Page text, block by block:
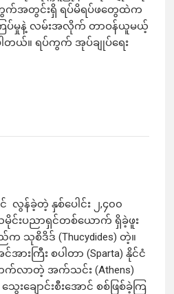
ပ်ကွက်အတွင်းရှိ ရပ်မိရပ်ဖ​တွေထဲက
းကြပ်မှုနဲ့ လမ်းအလိုက် တာဝန်ယူမယ့်
ယ်။ ​ရပ်ကွက် အုပ်ချုပ်ရေး
လွန်ခဲ့တဲ့ နှစ်ပေါင်း ၂,၄၀၀
မိုင်းပညာရှင်တစ်ယောက် ရှိခဲ့ဖူး
သုစိဒိဒ် (Thucydides) တဲ့။
းကြီး စပါတာ (Sparta) နိုင်ငံ
က်လာတဲ့ အက်သင်း (Athens)
းချောင်းစီးအောင် စစ်ဖြစ်ခဲ့ကြ